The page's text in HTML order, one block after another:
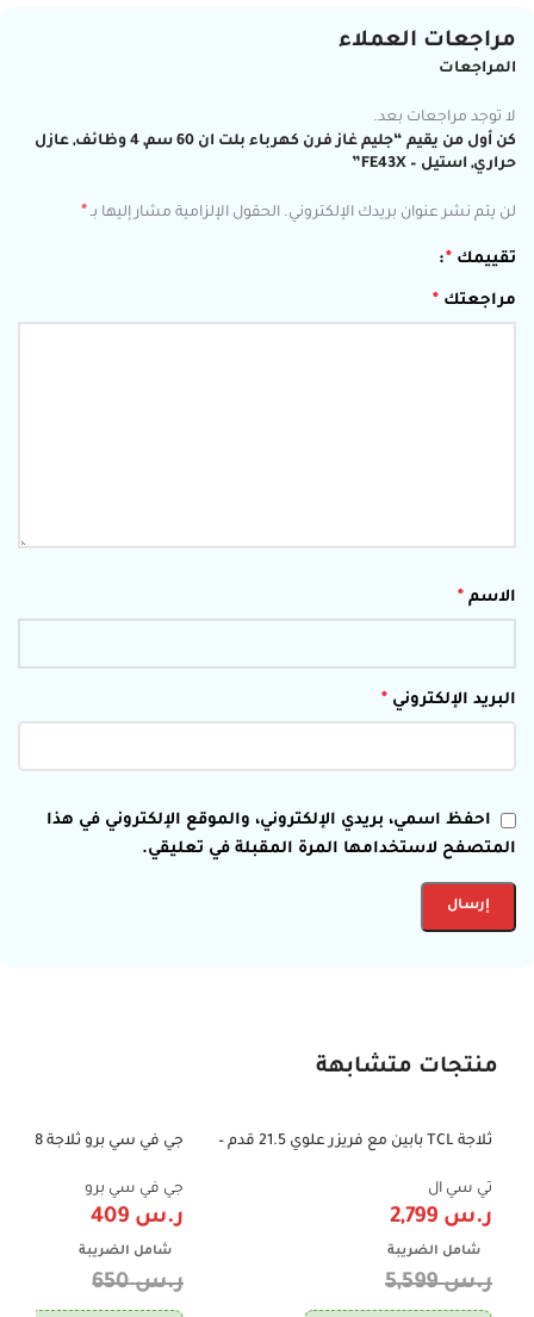
مراجعات العملاء
المراجعات
لا توجد مراجعات بعد.
كن أول من يقيم “جليم غاز فرن كهرباء بلت ان 60 سم, 4 وظائف, عازل
حراري, استيل – FE43X”
لن يتم نشر عنوان بريدك الإلكتروني. الحقول الإلزامية مشار إليها بـ *
تقييمك *
مراجعتك *
الاسم *
البريد الإلكتروني *
احفظ اسمي، بريدي الإلكتروني، والموقع الإلكتروني في هذا
المتصفح لاستخدامها المرة المقبلة في تعليقي.
منتجات متشابهة
-50%
ثلاجة TCL بابين مع فريزر علوي 21.5 قدم –
تي سي ال
ر.س
شامل الضريبة
ر.س5,599
-37%
جي في سي برو
ر.س
شامل الضريبة
ر.س650